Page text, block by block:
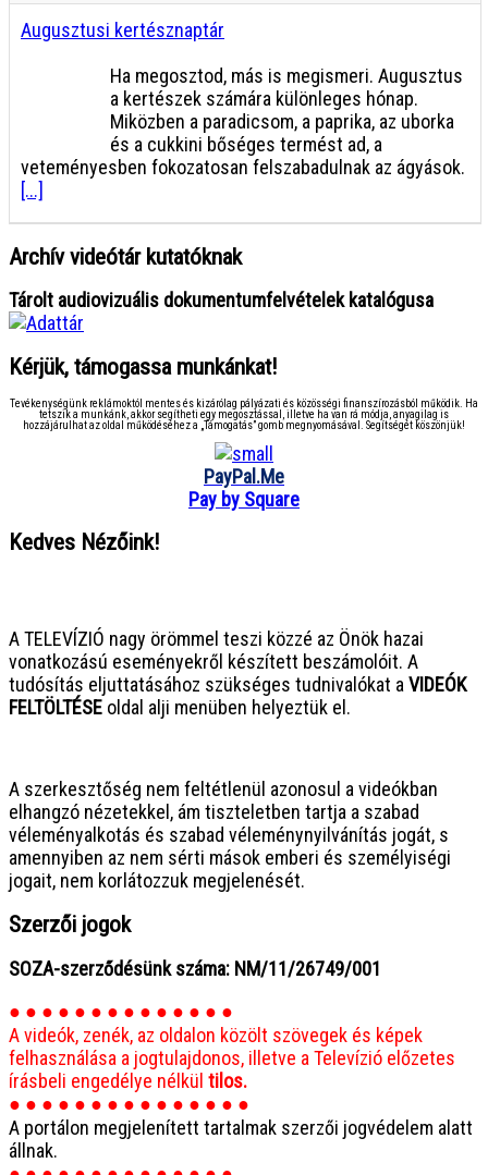
Augusztusi kertésznaptár
Ha megosztod, más is megismeri. Augusztus
a kertészek számára különleges hónap.
Miközben a paradicsom, a paprika, az uborka
és a cukkini bőséges termést ad, a
veteményesben fokozatosan felszabadulnak az ágyások.
[...]
Archív videótár kutatóknak
Tárolt audiovizuális dokumentumfelvételek katalógusa
Kérjük, támogassa munkánkat!
Tevékenységünk reklámoktól mentes és kizárólag pályázati és közösségi finanszírozásból működik. Ha
tetszik a munkánk, akkor segítheti egy megosztással, illetve ha van rá módja, anyagilag is
hozzájárulhat az oldal működéséhez a „Támogatás” gomb megnyomásával. Segítségét köszönjük!
PayPal.Me
Pay by Square
Kedves Nézőink!
A TELEVÍZIÓ nagy örömmel teszi közzé az Önök hazai
vonatkozású eseményekről készített beszámolóit. A
tudósítás eljuttatásához szükséges tudnivalókat aVIDEÓK
FELTÖLTÉSE oldal alji menüben helyeztük el.
A szerkesztőség nem feltétlenül azonosul a videókban
elhangzó nézetekkel, ám tiszteletben tartja a szabad
véleményalkotás és szabad véleménynyilvánítás jogát, s
amennyiben az nem sérti mások emberi és személyiségi
jogait, nem korlátozzuk megjelenését.
Szerzői jogok
SOZA-szerződésünk száma: NM/11/26749/001
● ● ● ● ● ● ● ● ● ● ● ● ● ●
A videók, zenék, az oldalon közölt szövegek és képek
felhasználása a jogtulajdonos, illetve a Televízió előzetes
írásbeli engedélye nélkül tilos.
● ● ● ● ● ● ● ● ● ● ● ● ● ● ●
A portálon megjelenített tartalmak szerzői jogvédelem alatt
állnak.